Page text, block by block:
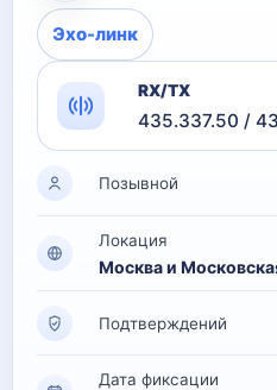
Эхо-линк
RX/TX
435.337.50 /
Позывной
Локация
Москва и
Подтверждений
Дата фиксации